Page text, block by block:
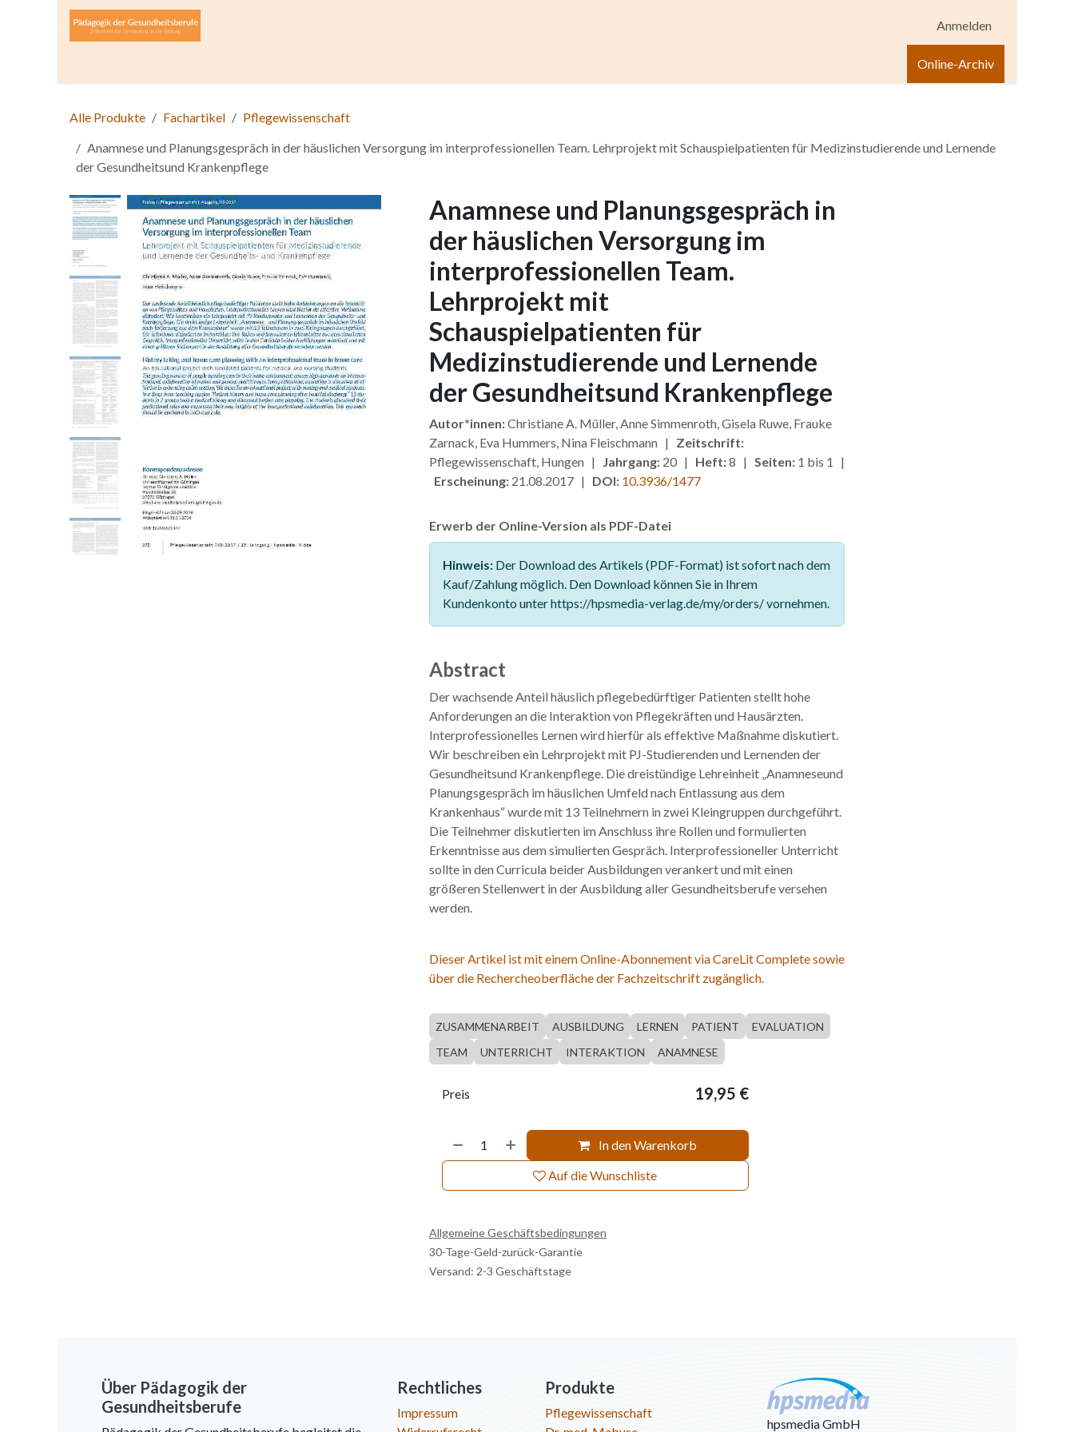
Zum Inhalt springen
Anmelden
Online-Archiv
Alle Produkte Fachartikel
Pflegewissenschaft
Anamnese und Planungsgespräch in der häuslichen Versorgung im interprofessionellen Team. Lehrprojekt mit Schauspielpatienten für Medizinstudierende und Lernende
der Gesundheitsund Krankenpflege
Anamnese und Planungsgespräch in
der häuslichen Versorgung im
interprofessionellen Team.
Lehrprojekt mit
Schauspielpatienten für
Medizinstudierende und Lernende
der Gesundheitsund Krankenpflege
Autor*innen:Christiane A. Müller, Anne Simmenroth, Gisela Ruwe, Frauke
Zarnack, Eva Hummers, Nina Fleischmann | Zeitschrift:
Pflegewissenschaft, Hungen | Jahrgang:20 | Heft:8 | Seiten:1 bis 1 |
Erscheinung:21.08.2017 | DOI: 10.3936/1477
Erwerb der Online-Version als PDF-Datei
Hinweis:Der Download des Artikels (PDF-Format) ist sofort nach dem
Kauf/Zahlung möglich. Den Download können Sie in Ihrem
Kundenkonto unter https://hpsmedia-verlag.de/my/orders/ vornehmen.
Abstract
Der wachsende Anteil häuslich pflegebedürftiger Patienten stellt hohe
Anforderungen an die Interaktion von Pflegekräften und Hausärzten.
Interprofessionelles Lernen wird hierfür als effektive Maßnahme diskutiert.
Wir beschreiben ein Lehrprojekt mit PJ-Studierenden und Lernenden der
Gesundheitsund Krankenpflege. Die dreistündige Lehreinheit „Anamneseund
Planungsgespräch im häuslichen Umfeld nach Entlassung aus dem
Krankenhaus“ wurde mit 13 Teilnehmern in zwei Kleingruppen durchgeführt.
Die Teilnehmer diskutierten im Anschluss ihre Rollen und formulierten
Erkenntnisse aus dem simulierten Gespräch. Interprofessioneller Unterricht
sollte in den Curricula beider Ausbildungen verankert und mit einen
größeren Stellenwert in der Ausbildung aller Gesundheitsberufe versehen
werden.
Dieser Artikel ist mit einem Online-Abonnement via CareLit Complete sowie
über die Rechercheoberfläche der Fachzeitschrift zugänglich.
ZUSAMMENARBEIT AUSBILDUNG LERNEN PATIENT
EVALUATION
TEAM
UNTERRICHT INTERAKTION ANAMNESE
In den Warenkorb
Auf die Wunschliste
Preis 19,95 €
Allgemeine Geschäftsbedingungen
30-Tage-Geld-zurück-Garantie
Versand: 2-3 Geschäftstage
Über Pädagogik der
Gesundheitsberufe
Rechtliches
Impressum
Produkte
Pflegewissenschaft
hpsmedia GmbH